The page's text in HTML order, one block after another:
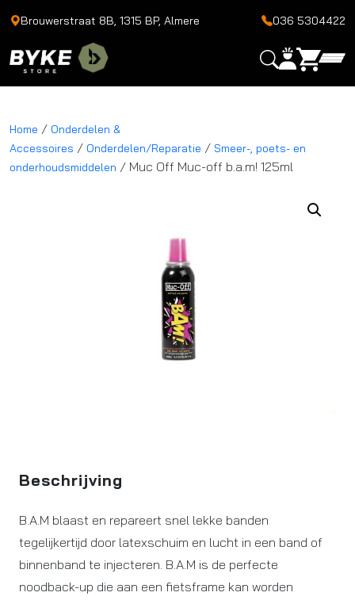
Brouwerstraat 8B, 1315 BP, Almere 036 5304422
Home / Onderdelen &
Accessoires / Onderdelen/Reparatie / Smeer-, poets- en
onderhoudsmiddelen / Muc Off Muc-off b.a.m! 125ml
Beschrijving
B.A.M blaast en repareert snel lekke banden
tegelijkertijd door latexschuim en lucht in een band of
binnenband te injecteren. B.A.M is de perfecte
noodback-up die aan een fietsframe kan worden